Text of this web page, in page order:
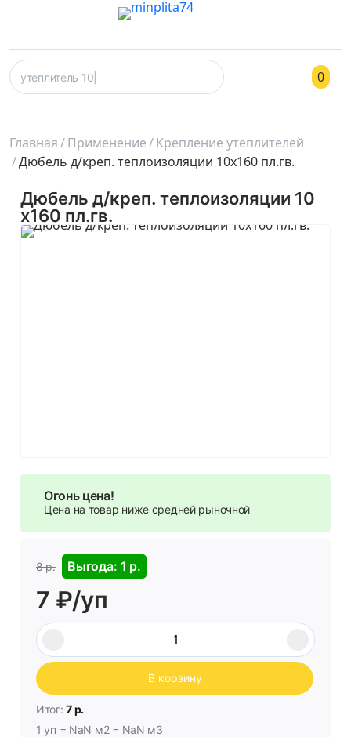
0
Главная Применение
Крепление утеплителей
Дюбель д/креп. теплоизоляции 10х160 пл.гв.
Дюбель д/креп. теплоизоляции 10
х160 пл.гв.
Огонь цена!
Цена на товар ниже средней рыночной
8 р. Выгода: 1 р.
7 ₽/уп
В корзину
Итог:7 р.
1 уп = NaN м2 = NaN м3